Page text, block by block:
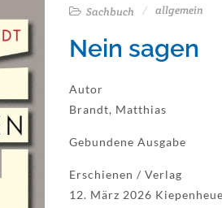
Sachbuch
allgemein
Nein sagen
Autor
Brandt, Matthias
Gebundene Ausgabe
Erschienen / Verlag
12. März 2026